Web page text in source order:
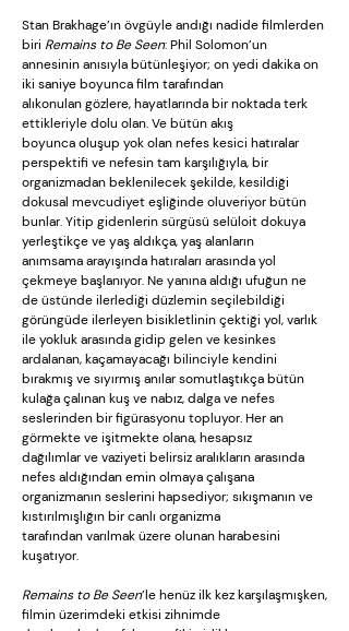
Stan Brakhage’ın övgüyle andığı nadide filmlerden
biri Remains to Be Seen: Phil Solomon’un
annesinin anısıyla bütünleşiyor; on yedi dakika on
iki saniye boyunca film tarafından
alıkonulan gözlere, hayatlarında bir noktada terk
ettikleriyle dolu olan. Ve bütün akış
boyunca oluşup yok olan nefes kesici hatıralar
perspektifi ve nefesin tam karşılığıyla, bir
organizmadan beklenilecek şekilde, kesildiği
dokusal mevcudiyet eşliğinde oluveriyor bütün
bunlar. Yitip gidenlerin sürgüsü selüloit dokuya
yerleştikçe ve yaş aldıkça, yaş alanların
anımsama arayışında hatıraları arasında yol
çekmeye başlanıyor. Ne yanına aldığı ufuğun ne
de üstünde ilerlediği düzlemin seçilebildiği
görüngüde ilerleyen bisikletlinin çektiği yol, varlık
ile yokluk arasında gidip gelen ve kesinkes
ardalanan, kaçamayacağı bilinciyle kendini
bırakmış ve sıyırmış anılar somutlaştıkça bütün
kulağa çalınan kuş ve nabız, dalga ve nefes
seslerinden bir figürasyonu topluyor. Her an
görmekte ve işitmekte olana, hesapsız
dağılımlar ve vaziyeti belirsiz aralıkların arasında
nefes aldığından emin olmaya çalışana
organizmanın seslerini hapsediyor; sıkışmanın ve
kıstırılmışlığın bir canlı organizma
tarafından varılmak üzere olunan harabesini
kuşatıyor.
Remains to Be Seen’le henüz ilk kez karşılaşmışken,
filmin üzerimdeki etkisi zihnimde